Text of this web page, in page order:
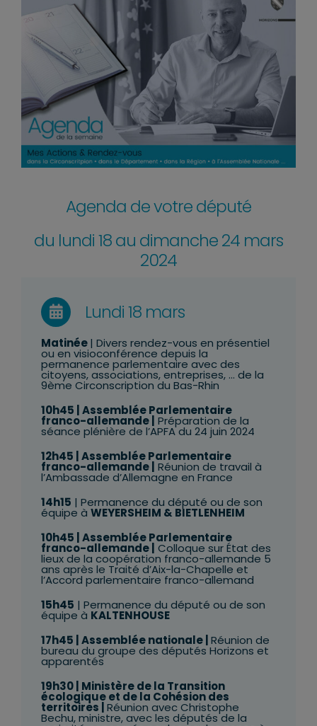
Agenda de votre député
du lundi 18 au dimanche 24 mars
2024
Lundi 18 mars
Matinée| Divers rendez-vous en présentiel
ou en visioconférence depuis la
permanence parlementaire avec des
citoyens, associations, entreprises, … de la
9ème Circonscription du Bas-Rhin
10h45 Assemblée Parlementaire
franco-allemande Préparation de la
séance plénière de l’APFA du 24 juin 2024
12h45 Assemblée Parlementaire
franco-allemande Réunion de travail à
l’Ambassade d’Allemagne en France
14h15 | Permanence du député ou de son
équipe à WEYERSHEIM & BIETLENHEIM
10h45 Assemblée Parlementaire
franco-allemande Colloque sur État des
lieux de la coopération franco-allemande 5
ans après le Traité d’Aix-la-Chapelle et
l’Accord parlementaire franco-allemand
15h45 | Permanence du député ou de son
équipe à KALTENHOUSE
17h45 | Assemblée nationale | Réunion de
bureau du groupe des députés Horizons et
apparentés
19h30| Ministère de la Transition
écologique et de la Cohésion des
territoires Réunion avec Christophe
Bechu, ministre, avec les députés de la